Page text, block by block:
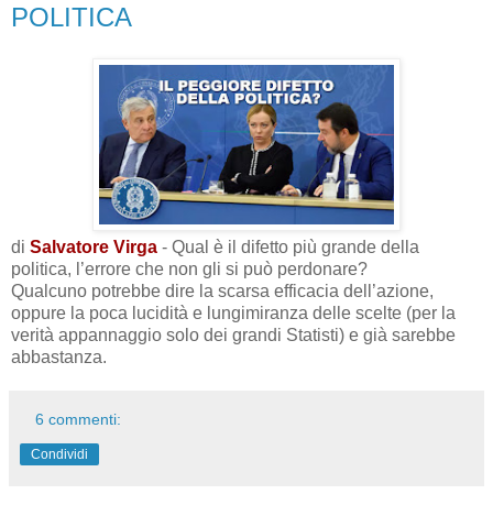
POLITICA
di Salvatore Virga - Qual è il difetto più grande della
politica, l’errore che non gli si può perdonare?
Qualcuno potrebbe dire la scarsa efficacia dell’azione,
oppure la poca lucidità e lungimiranza delle scelte (per la
verità appannaggio solo dei grandi Statisti) e già sarebbe
abbastanza.
6 commenti:
Condividi